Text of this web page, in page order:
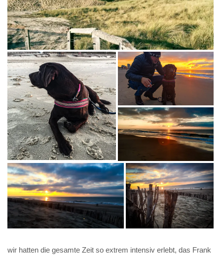
wir hatten die gesamte Zeit so extrem intensiv erlebt, das Frank